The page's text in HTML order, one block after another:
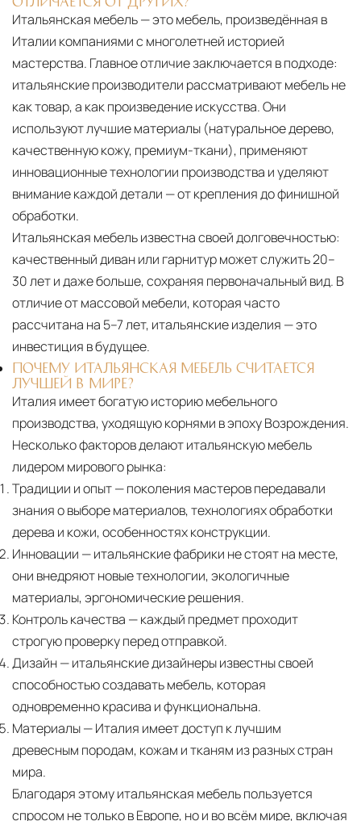
Итальянская мебель — это мебель, произведённая в
Италии компаниями с многолетней историей
мастерства. Главное отличие заключается в подходе:
итальянские производители рассматривают мебель не
как товар, а как произведение искусства. Они
используют лучшие материалы (натуральное дерево,
качественную кожу, премиум-ткани), применяют
инновационные технологии производства и уделяют
внимание каждой детали — от крепления до финишной
обработки.
Итальянская мебель известна своей долговечностью:
качественный диван или гарнитур может служить 20–
30 лет и даже больше, сохраняя первоначальный вид. В
отличие от массовой мебели, которая часто
рассчитана на 5–7 лет, итальянские изделия — это
инвестиция в будущее.
ПОЧЕМУ ИТАЛЬЯНСКАЯ МЕБЕЛЬ СЧИТАЕТСЯ
ЛУЧШЕЙ В МИРЕ?
Италия имеет богатую историю мебельного
производства, уходящую корнями в эпоху Возрождения.
Несколько факторов делают итальянскую мебель
лидером мирового рынка:
Традиции и опыт— поколения мастеров передавали
знания о выборе материалов, технологиях обработки
дерева и кожи, особенностях конструкции.
Инновации — итальянские фабрики не стоят на месте,
они внедряют новые технологии, экологичные
материалы, эргономические решения.
Контроль качества — каждый предмет проходит
строгую проверку перед отправкой.
Дизайн— итальянские дизайнеры известны своей
способностью создавать мебель, которая
одновременно красива и функциональна.
Материалы— Италия имеет доступ к лучшим
древесным породам, кожам и тканям из разных стран
мира.
Благодаря этому итальянская мебель пользуется
спросом не только в Европе, но и во всём мире, включая